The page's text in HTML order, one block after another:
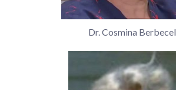
Dr. Cosmina Berbecel